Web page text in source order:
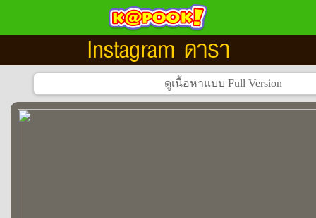
Instagram ดารา